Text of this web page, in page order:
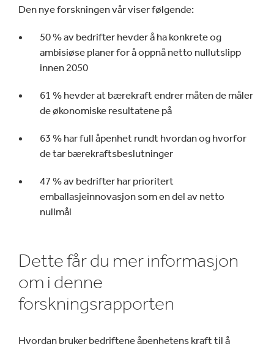
Den nye forskningen vår viser følgende:
50 % av bedrifter hevder å ha konkrete og
ambisiøse planer for å oppnå netto nullutslipp
innen 2050
61 % hevder at bærekraft endrer måten de måler
de økonomiske resultatene på
63 % har full åpenhet rundt hvordan og hvorfor
de tar bærekraftsbeslutninger
47 % av bedrifter har prioritert
emballasjeinnovasjon som en del av netto
nullmål
Dette får du mer informasjon
om i denne
forskningsrapporten
Hvordan bruker bedriftene åpenhetens kraft til å